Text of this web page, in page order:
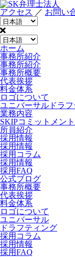
アクセス ／ お問い
ホーム
事務所紹介
事務所紹介
事務所概要
代表挨拶
料金体系
ロゴについて
ユニバーサルドラ
業務内容
SKIPコミットメント
所員紹介
採用情報
採用情報
採用コラム
採用情報
採用FAQ
公式ブログ
事務所概要
代表挨拶
料金体系
ロゴについて
ユニバーサル
ドラフティング
採用コラム
採用情報
採用FAQ